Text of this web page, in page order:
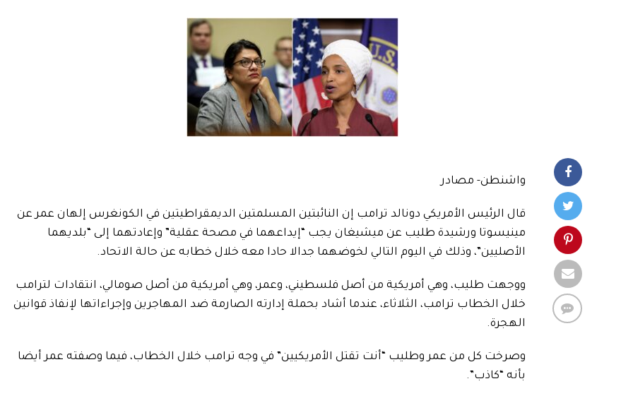
واشنطن- مصادر
قال ​الرئيس الأمريكي دونالد ترامب إن ⁠النائبتين المسلمتين الديمقراطيتين في الكونغرس إلهان عمر عن
مينيسوتا ورشيدة طليب عن ميشيغان يجب “إيداعهما في مصحة عقلية” وإعادتهما إلى “بلديهما
الأصليين”، وذلك في اليوم التالي لخوضهما جدالا حادا معه خلال خطابه عن حالة الاتحاد.
ووجهت طليب، وهي أمريكية من أصل فلسطيني، وعمر، وهي أمريكية من أصل صومالي، ​انتقادات لترامب
خلال الخطاب ترامب، الثلاثاء، عندما أشاد بحملة إدارته الصارمة ضد المهاجرين وإجراءاتها لإنفاذ قوانين
الهجرة.
وصرخت كل من عمر ‌وطليب “أنت تقتل الأمريكيين” في وجه ترامب خلال الخطاب، فيما وصفته عمر أيضا
بأنه “كاذب”.